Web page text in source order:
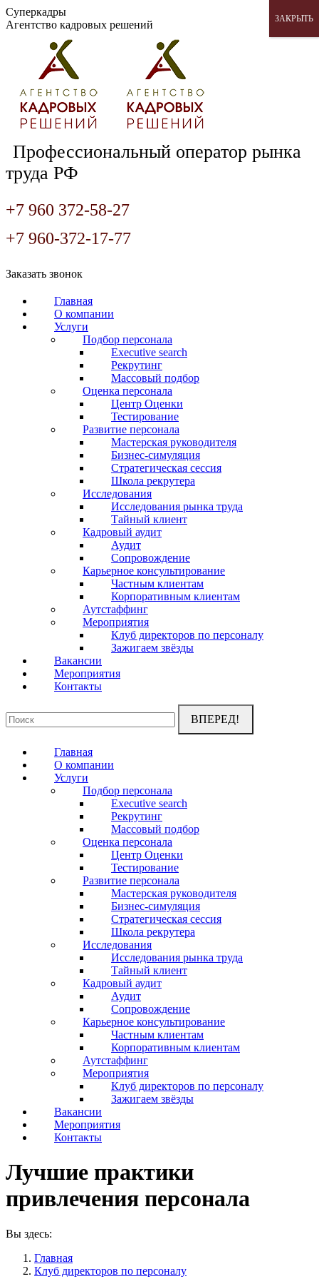
Перейти
к
Суперкадры
Агентство кадровых решений
Профессиональный оператор рынка
труда РФ
+7 960 372-58-27
+7 960-372-17-77
Страница
открывается
Страница
открывается
Страница
открывается
Заказать звонок
Главная
О компании
Услуги
Подбор персонала
Executive search
Рекрутинг
Массовый подбор
Оценка персонала
Центр Оценки
Тестирование
Развитие персонала
Мастерская руководителя
Бизнес-симуляция
Стратегическая сессия
Школа рекрутера
Исследования
Исследования рынка труда
Тайный клиент
Кадровый аудит
Аудит
Сопровождение
Карьерное консультирование
Частным клиентам
Корпоративным клиентам
Аутстаффинг
Мероприятия
Клуб директоров по персоналу
Зажигаем звёзды
Вакансии
Мероприятия
Контакты
Поиск:
Главная
О компании
Услуги
Подбор персонала
Executive search
Рекрутинг
Массовый подбор
Оценка персонала
Центр Оценки
Тестирование
Развитие персонала
Мастерская руководителя
Бизнес-симуляция
Стратегическая сессия
Школа рекрутера
Исследования
Исследования рынка труда
Тайный клиент
Кадровый аудит
Аудит
Сопровождение
Карьерное консультирование
Частным клиентам
Корпоративным клиентам
Аутстаффинг
Мероприятия
Клуб директоров по персоналу
Зажигаем звёзды
Вакансии
Мероприятия
Контакты
Лучшие практики
привлечения персонала
Вы здесь:
Главная
Клуб директоров по персоналу
ЗАКРЫТЬ